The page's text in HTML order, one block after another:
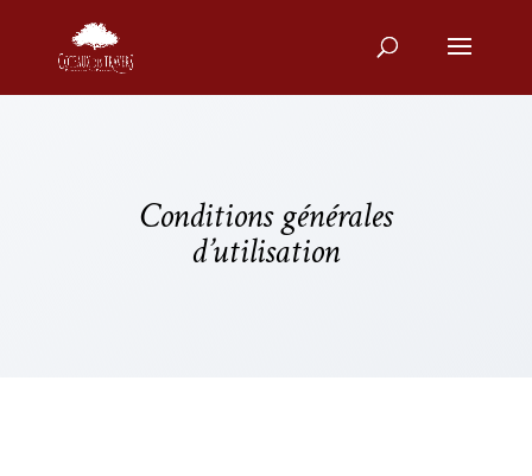
Conditions générales
d’utilisation